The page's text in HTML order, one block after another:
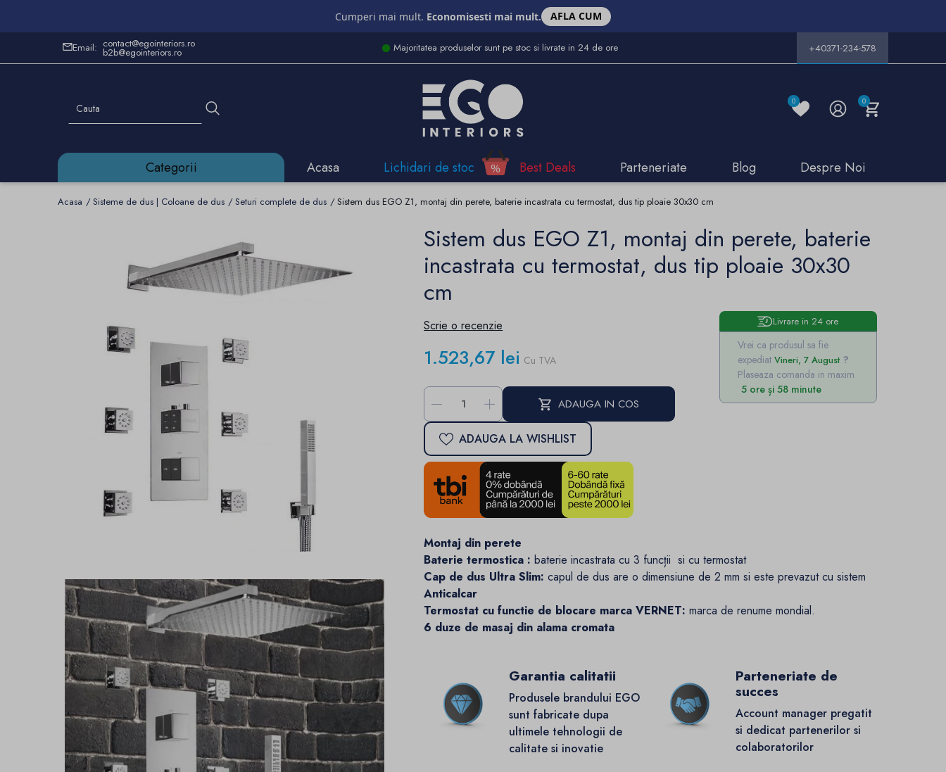
Cumperi mai mult. Economisesti mai mult. AFLA CUM
Email: contact@egointeriors.ro
b2b@egointeriors.ro Majoritatea produselor sunt pe stoc si livrate in 24 de ore +40371-234-578
0 0
Categorii Acasa Lichidari de stoc Best Deals Parteneriate Blog Despre Noi
Acasa Sisteme de dus | Coloane de dus Seturi complete de dus Sistem dus EGO Z1, montaj din perete, baterie incastrata cu termostat, dus tip ploaie 30x30 cm
Sistem dus EGO Z1, montaj din perete, baterie
incastrata cu termostat, dus tip ploaie 30x30
cm
Livrare in 24 ore
Vrei ca produsul sa fie
expediat Vineri, 7 August
Plaseaza comanda in maxim
5 ore și 58 minute
Scrie o recenzie
1.523,67 lei Cu TVA
- + ADAUGA IN COS
ADAUGA LA WISHLIST
Montaj din perete
Baterie termostica :baterie incastrata cu 3 funcții si cu termostat
Cap de dus Ultra Slim:capul de dus are o dimensiune de 2 mm si este prevazut cu sistem
Anticalcar
Termostat cu functie de blocare marca VERNET: marca de renume mondial.
6 duze de masaj din alama cromata
Garantia calitatii
Produsele brandului EGO
sunt fabricate dupa
ultimele tehnologii de
calitate si inovatie
Parteneriate de
succes
Account manager pregatit
si dedicat partenerilor si
colaboratorilor